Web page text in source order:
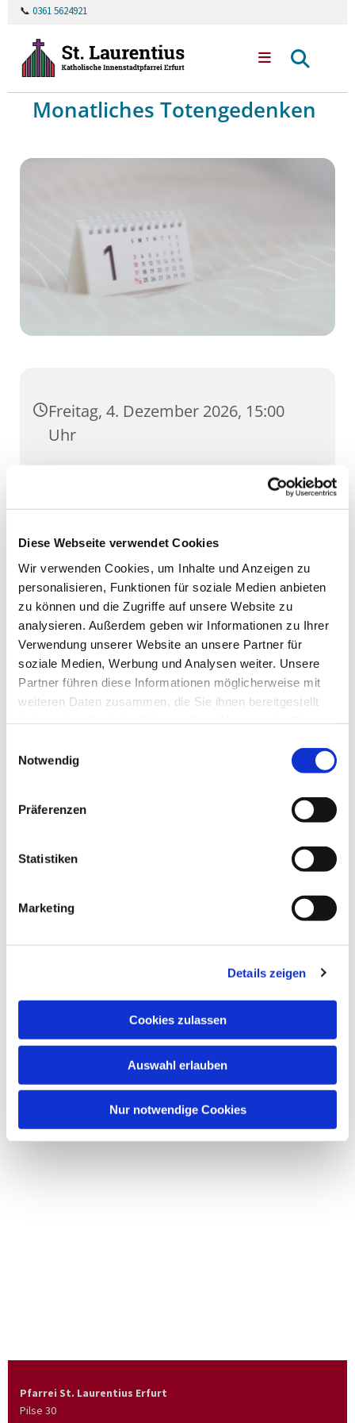
Diese Webseite verwendet Cookies
Wir verwenden Cookies, um Inhalte und Anzeigen zu
personalisieren, Funktionen für soziale Medien anbieten
zu können und die Zugriffe auf unsere Website zu
analysieren. Außerdem geben wir Informationen zu Ihrer
Verwendung unserer Website an unsere Partner für
soziale Medien, Werbung und Analysen weiter. Unsere
Partner führen diese Informationen möglicherweise mit
weiteren Daten zusammen, die Sie ihnen bereitgestellt
Notwendig
Präferenzen
Statistiken
Marketing
Details zeigen
Cookies zulassen
Auswahl erlauben
Nur notwendige Cookies
📞 0361 5624921
Monatliches Totengedenken
Freitag, 4. Dezember 2026, 15:00
Uhr
Allerheiligen, Marktstraße, 99084
Dies könnte Sie auch
Pfarrei St. Laurentius Erfurt
Pilse 30